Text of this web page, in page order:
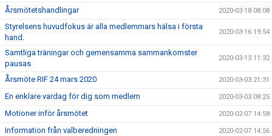
Årsmötetshandlingar 2020-03-18 08:08
Styrelsens huvudfokus är alla medlemmars hälsa i första
hand.
2020-03-16 19:54
Samtliga träningar och gemensamma sammankomster
pausas
2020-03-13 11:32
Årsmöte RIF 24 mars 2020 2020-03-03 21:31
En enklare vardag för dig som medlem 2020-03-03 08:25
Motioner inför årsmötet 2020-02-07 14:58
Information från valberedningen 2020-02-07 14:56